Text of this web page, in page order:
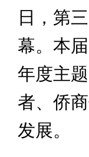
日，第
幕。本
年度主
者、侨
发展。